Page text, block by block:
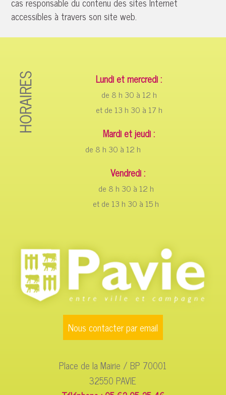
accessibles à travers son site web.
Lundi et mercredi :
de 8 h 30 à 12 h
et de 13 h 30 à 17 h
Mardi et jeudi :
de 8 h 30 à 12 h
Vendredi :
de 8 h 30 à 12 h
et de 13 h 30 à 15 h
Nous contacter par email
Place de la Mairie / BP 70001
32550 PAVIE